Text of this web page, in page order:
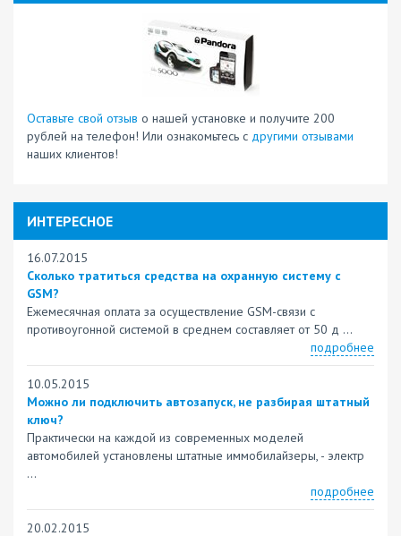
Оставьте свой отзыв о нашей установке и получите 200
рублей на телефон! Или ознакомьтесь с другими отзывами
наших клиентов!
ИНТЕРЕСНОЕ
16.07.2015
Сколько тратиться средства на охранную систему с
GSM?
Ежемесячная оплата за осуществление GSM-связи с
противоугонной системой в среднем составляет от 50 д ...
подробнее
10.05.2015
Можно ли подключить автозапуск, не разбирая штатный
ключ?
Практически на каждой из современных моделей
автомобилей установлены штатные иммобилайзеры, - электр
...
подробнее
20.02.2015